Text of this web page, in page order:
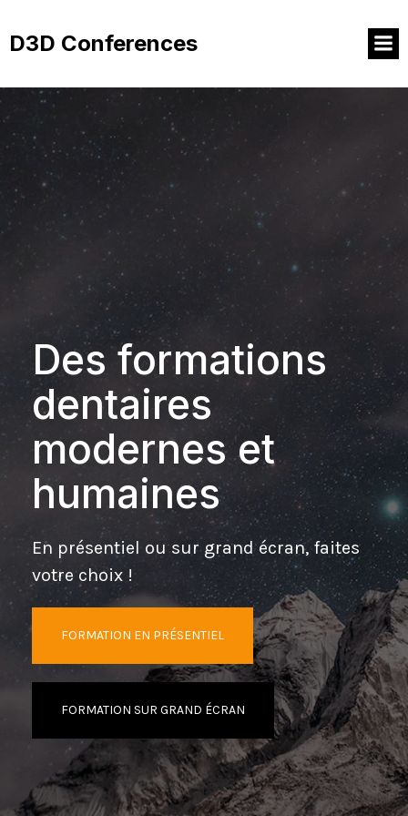
contenu
D3D Conferences
Des formations
dentaires
modernes et
humaines
En présentiel ou sur grand écran, faites
votre choix !
FORMATION EN PRÉSENTIEL
FORMATION SUR GRAND ÉCRAN